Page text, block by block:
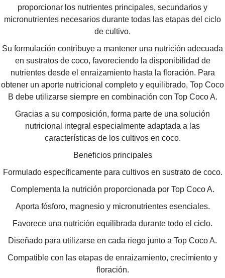
proporcionar los nutrientes principales, secundarios y
micronutrientes necesarios durante todas las etapas del ciclo
de cultivo.
Su formulación contribuye a mantener una nutrición adecuada
en sustratos de coco, favoreciendo la disponibilidad de
nutrientes desde el enraizamiento hasta la floración. Para
obtener un aporte nutricional completo y equilibrado, Top Coco
B debe utilizarse siempre en combinación con Top Coco A.
Gracias a su composición, forma parte de una solución
nutricional integral especialmente adaptada a las
características de los cultivos en coco.
Beneficios principales
Formulado específicamente para cultivos en sustrato de coco.
Complementa la nutrición proporcionada por Top Coco A.
Aporta fósforo, magnesio y micronutrientes esenciales.
Favorece una nutrición equilibrada durante todo el ciclo.
Diseñado para utilizarse en cada riego junto a Top Coco A.
Compatible con las etapas de enraizamiento, crecimiento y
floración.